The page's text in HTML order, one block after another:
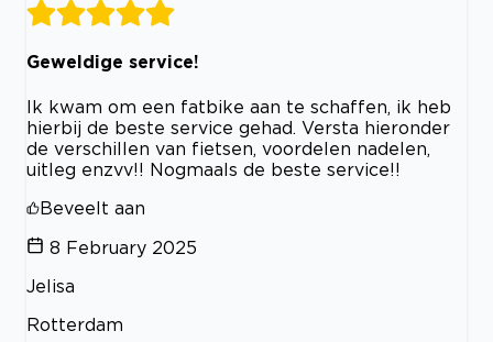
Geweldige service!
Ik kwam om een fatbike aan te schaffen, ik heb
hierbij de beste service gehad. Versta hieronder
de verschillen van fietsen, voordelen nadelen,
uitleg enzvv!! Nogmaals de beste service!!
Beveelt aan
8 February 2025
Jelisa
Rotterdam